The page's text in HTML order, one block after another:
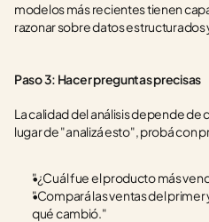
modelos más recientes tienen
razonar sobre datos estructurados
Paso 3: Hacer preguntas precisas
La calidad del análisis depende
lugar de "analizá esto", probá con
"¿Cuál fue el producto más
"Compará las ventas del
qué cambió."